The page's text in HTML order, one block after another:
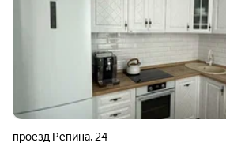
проезд Репина, 24